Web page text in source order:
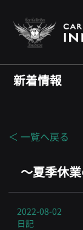
新着情報
＜ 一覧へ戻る
～夏季休
2022-08-02
日記